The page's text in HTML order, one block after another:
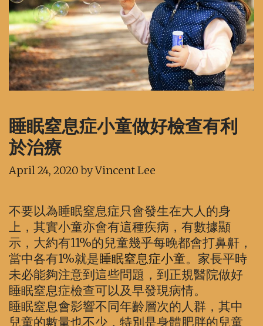
睡眠窒息症小童做好檢查有利
於治療
April 24, 2020 byVincent Lee
不要以為睡眠窒息症只會發生在大人的身
上，其實小童亦會有這種疾病，有數據顯
示，大約有11%的兒童幾乎每晚都會打鼻鼾，
當中各有1%就是睡眠窒息症小童。家長平時
未必能夠注意到這些問題，到正規醫院做好
睡眠窒息症檢查可以及早發現病情。
睡眠窒息會影響不同年齡層次的人群，其中
兒童的數量也不少，特別是身體肥胖的兒童